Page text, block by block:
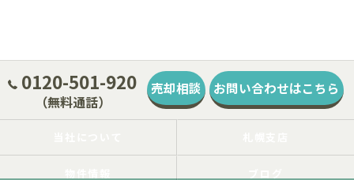
0120-501-920
（無料通話）
売却相談 お問い合わせはこちら